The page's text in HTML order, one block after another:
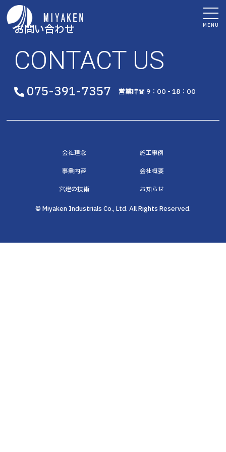
MENU
お問い合わせ
CONTACT US
075-391-7357 営業時間 9：00 - 18：00
会社理念 施工事例
事業内容 会社概要
宮建の技術 お知らせ
© Miyaken Industrials Co., Ltd. All Rights Reserved.